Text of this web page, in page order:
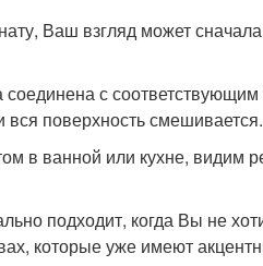
Ваш взгляд может
соединена с
поверхность смешивается.
в ванной или кухне, видим
подходит, когда Вы не
которые уже имеют